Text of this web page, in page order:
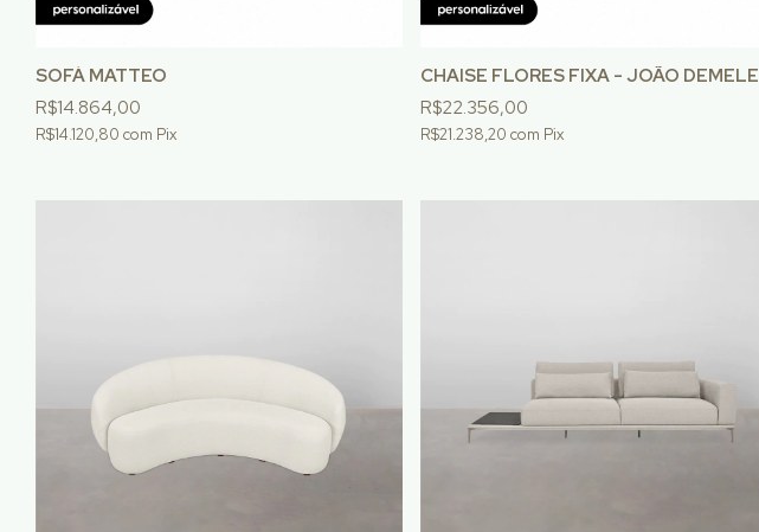
SOFÁ MATTEO
R$14.864,00
R$14.120,80 com Pix
CHAISE FLORES FIXA - JOÃO DEMELE
R$22.356,00
R$21.238,20 com Pix